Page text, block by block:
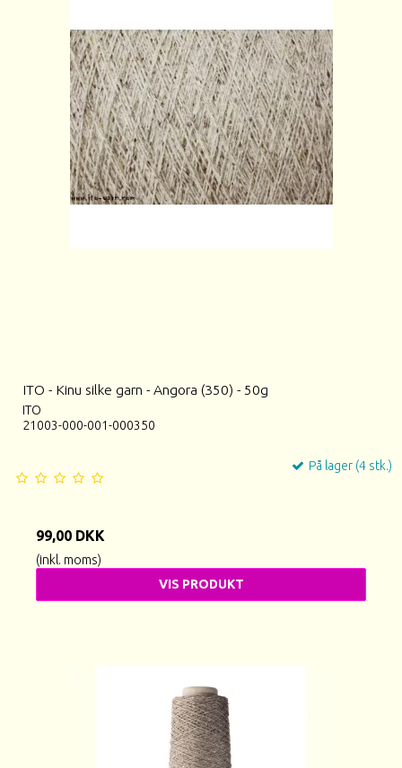
ITO - Kinu silke garn - Angora (350) - 50g
ITO
21003-000-001-000350
På lager (4 stk.)
99,00 DKK
(inkl. moms)
VIS PRODUKT